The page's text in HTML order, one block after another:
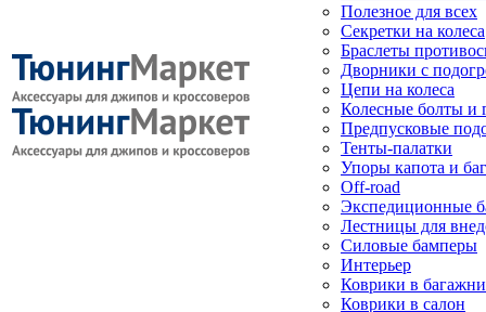
Полезное для всех
Секретки на колеса
Браслеты
Дворники с
Цепи на колеса
Колесные болты и
Предпусковые
Тенты-палатки
Упоры капота и
Off-road
Экспедиционные
Лестницы для
Силовые бамперы
Интерьер
Коврики в
Коврики в салон